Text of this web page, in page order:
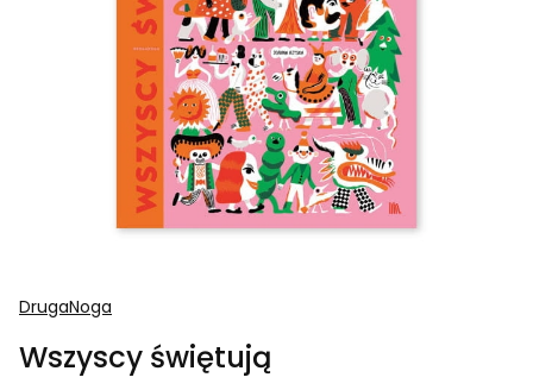
DrugaNoga
Wszyscy świętują